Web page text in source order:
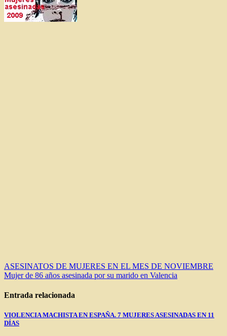
Navegación
de
entradas
ASESINATOS DE MUJERES EN EL MES DE NOVIEMBRE
Mujer de 86 años asesinada por su marido en Valencia
Entrada relacionada
VIOLENCIA MACHISTA EN ESPAÑA. 7 MUJERES ASESINADAS EN 11
DÍAS